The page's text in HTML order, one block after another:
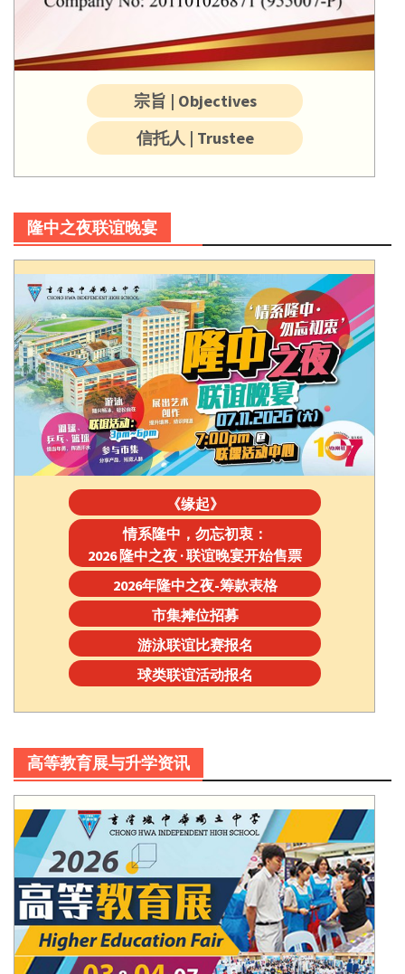
宗旨 | Objectives
信托人 | Trustee
隆中之夜联谊晚宴
《缘起》
情系隆中，勿忘初衷：
2026 隆中之夜 · 联谊晚宴开始售票
2026年隆中之夜-筹款表格
市集摊位招募
游泳联谊比赛报名
球类联谊活动报名
高等教育展与升学资讯